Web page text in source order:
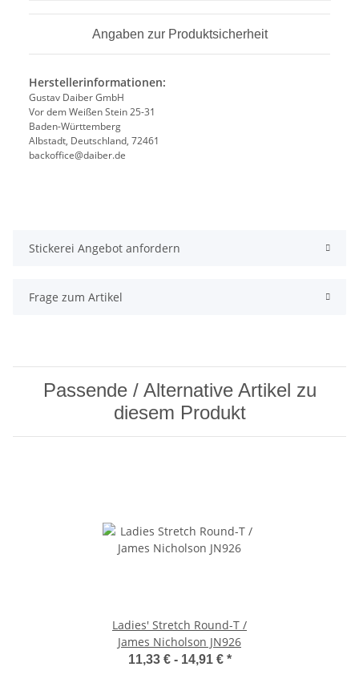
Angaben zur Produktsicherheit
Herstellerinformationen:
Gustav Daiber GmbH
Vor dem Weißen Stein 25-31
Baden-Württemberg
Albstadt, Deutschland, 72461
backoffice@daiber.de
Stickerei Angebot anfordern
Frage zum Artikel
Passende / Alternative Artikel zu
diesem Produkt
Ladies' Stretch Round-T /
James Nicholson JN926
11,33 € - 14,91 € *